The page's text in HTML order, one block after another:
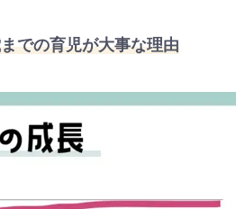
での育児が大事な理由